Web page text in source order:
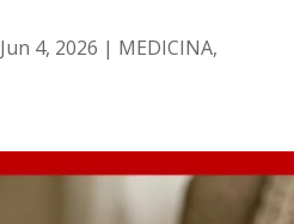
Jun 4, 2026 | MEDICINA,